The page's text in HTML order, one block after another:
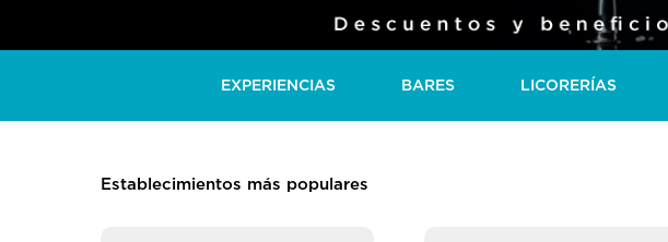
EXPERIENCIAS BARES LICORERÍAS
Establecimientos más populares